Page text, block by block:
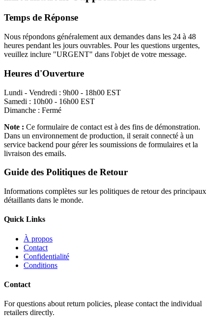
Temps de Réponse
Nous répondons généralement aux demandes dans les 24 à 48
heures pendant les jours ouvrables. Pour les questions urgentes,
veuillez inclure "URGENT" dans l'objet de votre message.
Heures d'Ouverture
Lundi - Vendredi : 9h00 - 18h00 EST
Samedi : 10h00 - 16h00 EST
Dimanche : Fermé
Note : Ce formulaire de contact est à des fins de démonstration.
Dans un environnement de production, il serait connecté à un
service backend pour gérer les soumissions de formulaires et la
livraison des emails.
Guide des Politiques de Retour
Informations complètes sur les politiques de retour des principaux
détaillants dans le monde.
Quick Links
À propos
Contact
Confidentialité
Conditions
Contact
For questions about return policies, please contact the individual
retailers directly.